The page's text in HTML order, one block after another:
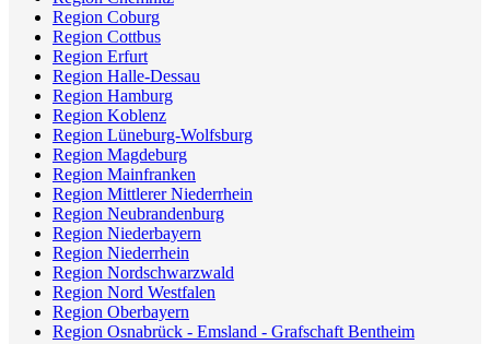
Region Coburg
Region Cottbus
Region Erfurt
Region Halle-Dessau
Region Hamburg
Region Koblenz
Region Lüneburg-Wolfsburg
Region Magdeburg
Region Mainfranken
Region Mittlerer Niederrhein
Region Neubrandenburg
Region Niederbayern
Region Niederrhein
Region Nordschwarzwald
Region Nord Westfalen
Region Oberbayern
Region Osnabrück - Emsland - Grafschaft Bentheim